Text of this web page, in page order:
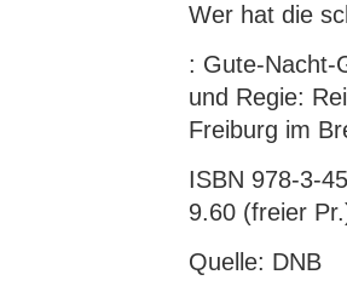
Wer hat die
: Gute-Nacht-
und Regie:
Freiburg im
ISBN 978-3-
9.60 (freier
Quelle: DNB